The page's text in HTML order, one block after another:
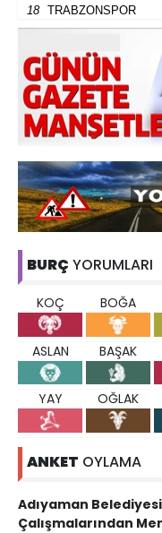
18
TRABZONSPOR
BURÇ YORUMLARI
KOÇ BOĞA
ASLAN BAŞAK
YAY OĞLAK
ANKET OYLAMA
Adıyaman
Çalışmalarından